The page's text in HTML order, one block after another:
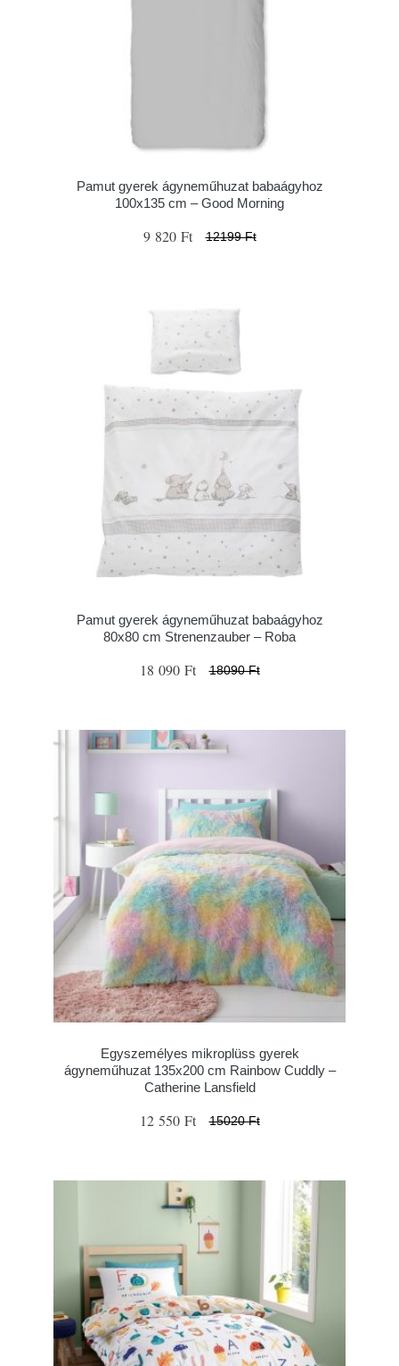
Pamut gyerek ágyneműhuzat babaágyhoz
100x135 cm – Good Morning
9 820 Ft 12199 Ft
Pamut gyerek ágyneműhuzat babaágyhoz
80x80 cm Strenenzauber – Roba
18 090 Ft 18090 Ft
Egyszemélyes mikroplüss gyerek
ágyneműhuzat 135x200 cm Rainbow Cuddly –
Catherine Lansfield
12 550 Ft 15020 Ft